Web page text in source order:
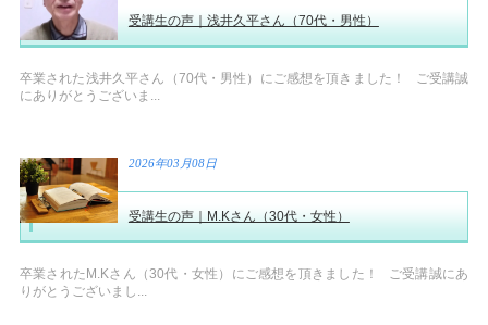
受講生の声｜浅井久平さん（70代・男性）
卒業された浅井久平さん（70代・男性）にご感想を頂きました！ ご受講誠
にありがとうございま...
2026年03月08日
受講生の声｜M.Kさん（30代・女性）
卒業されたM.Kさん（30代・女性）にご感想を頂きました！ ご受講誠にあ
りがとうございまし...